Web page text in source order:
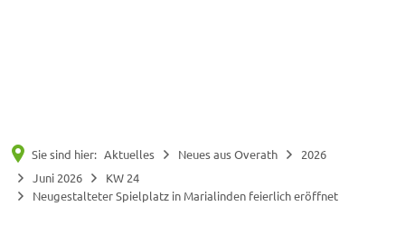
Sie sind hier: Aktuelles Neues aus Overath
2026
Juni 2026
KW 24
Neugestalteter Spielplatz in Marialinden feierlich eröffnet